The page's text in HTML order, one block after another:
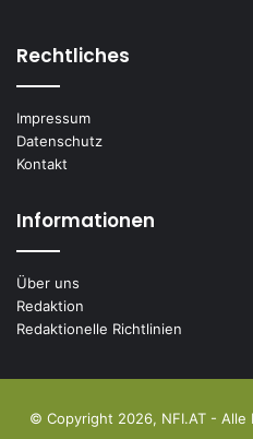
Rechtliches
Impressum
Datenschutz
Kontakt
Informationen
Über uns
Redaktion
Redaktionelle Richtlinien
© Copyright 2026, NFI.AT -